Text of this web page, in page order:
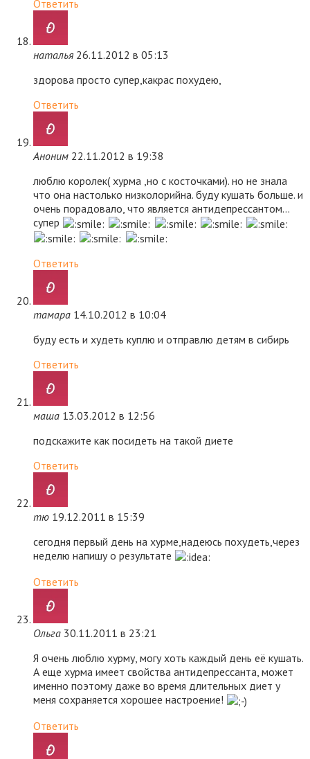
Ответить
наталья 26.11.2012 в 05:13
здорова просто супер,какрас похудею,
Ответить
Аноним 22.11.2012 в 19:38
люблю королек( хурма ,но с косточками). но не знала
что она настолько низколорийна. буду кушать больше. и
очень порадовало, что является антидепрессантом…
супер
Ответить
тамара 14.10.2012 в 10:04
буду есть и худеть куплю и отправлю детям в сибирь
Ответить
маша 13.03.2012 в 12:56
подскажите как посидеть на такой диете
Ответить
тю 19.12.2011 в 15:39
сегодня первый день на хурме,надеюсь похудеть,через
неделю напишу о результате
Ответить
Ольга 30.11.2011 в 23:21
Я очень люблю хурму, могу хоть каждый день её кушать.
А еще хурма имеет свойства антидепрессанта, может
именно поэтому даже во время длительных диет у
меня сохраняется хорошее настроение!
Ответить